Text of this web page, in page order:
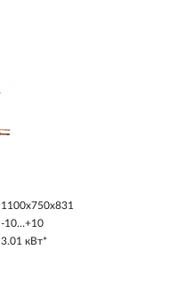
1100х750х831
-10…+10
3.01 кВт*